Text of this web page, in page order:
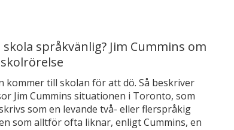
språkvänlig? Jim Cummins om
kommer till skolan för att dö. Så beskriver
Jim Cummins situationen i Toronto, som
som en levande två- eller flerspråkig
som alltför ofta liknar, enligt Cummins, en